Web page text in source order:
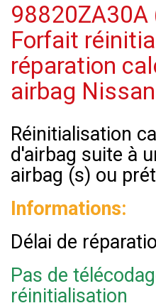
98820ZA30A
Forfait
réparation
airbag Nissan
Réinitialisation
d'airbag suite à
airbag (s) ou
Informations:
Délai de
Pas de
réinitialisation